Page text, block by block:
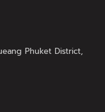
Phuket District,